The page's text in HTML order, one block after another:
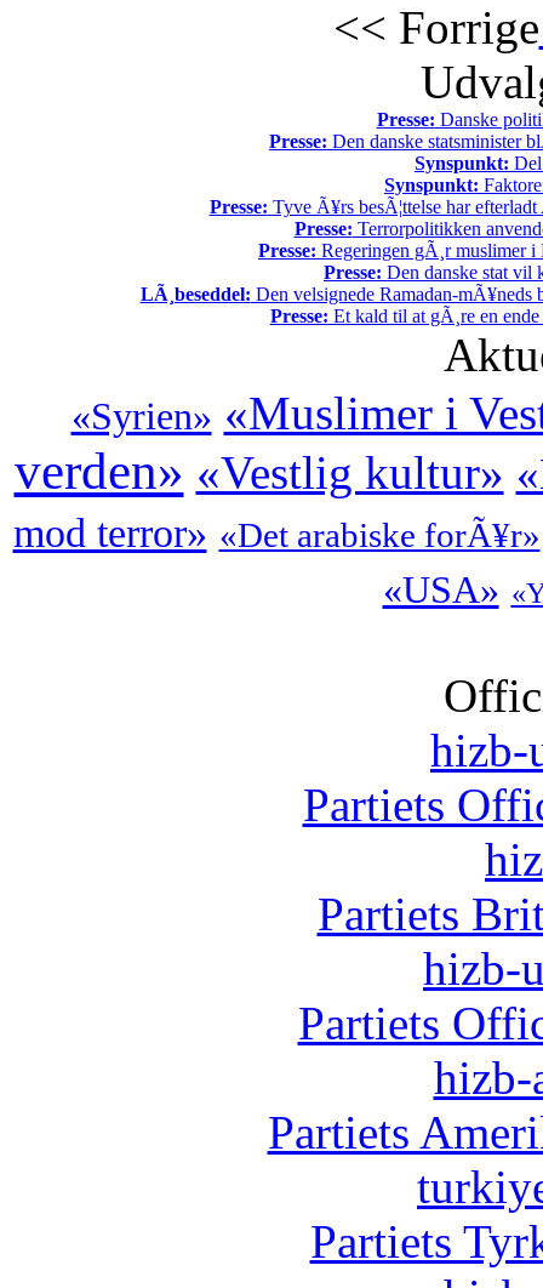
<< Forrige
Presse: Danske
Presse: Den danske statsminister
Synspunkt:
Synspunkt:
Presse: Tyve Ã¥rs besÃ¦ttelse har
Presse: Terrorpolitikken
Presse: Regeringen gÃ¸r muslimer
Presse: Den danske stat vil
LÃ¸beseddel: Den velsignede Ramadan-mÃ¥neds
Presse: Et kald til at gÃ¸re en
«Syrien» «Muslimer i
verden» «Vestlig kultur»
mod terror» «Det arabiske forÃ¥r»
«USA»
hizb-
Partiets
Partiets
hizb-
Partiets
hizb-
Partiets
Partiets